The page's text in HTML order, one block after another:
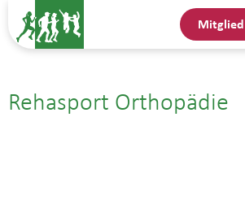
Rehasport Orthopädie
19.08.| 14:00